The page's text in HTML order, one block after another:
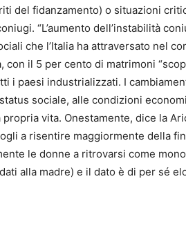
del fidanzamento) o situazioni
“L’aumento dell’instabilità
che l’Italia ha attraversato nel
con il 5 per cento di matrimoni
i paesi industrializzati. I
sociale, alle condizioni
vita. Onestamente, dice la
a risentire maggiormente della
le donne a ritrovarsi come
alla madre) e il dato è di per sé